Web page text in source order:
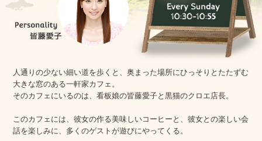
人通りの少ない細い道を歩くと、奥まった場所にひっそりとたたずむ
大きな窓のある一軒家カフェ。
そのカフェにいるのは、看板娘の皆藤愛子と黒猫のクロエ店長。
このカフェには、彼女の作る美味しいコーヒーと、彼女との楽しい会
話を楽しみに、多くのゲストが遊びにやってくる。